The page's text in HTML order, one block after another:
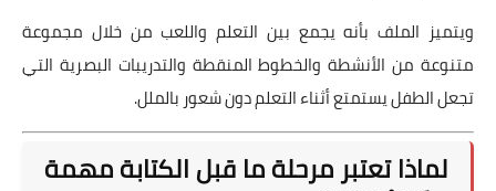
ويتميز الملف بأنه يجمع بين التعلم واللعب من خلال مجموعة
متنوعة من الأنشطة والخطوط المنقطة والتدريبات البصرية التي
تجعل الطفل يستمتع أثناء التعلم دون شعور بالملل.
لماذا تعتبر مرحلة ما قبل الكتابة مهمة